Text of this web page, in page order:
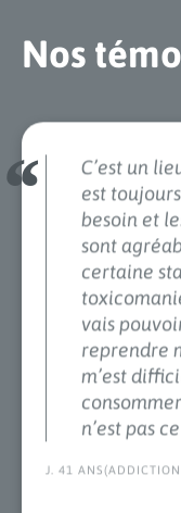
Nos
est
besoin et
sont
certaine
vais
reprendre
m’est
n’est pas
J. 41
Je trouve
protégé
addiction.
disponible
J’ai le
refaire une
sortirai, je
physique
de ma
adapté à
au
malgré les